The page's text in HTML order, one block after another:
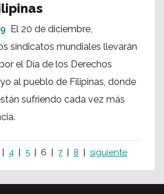
El 20 de diciembre,
sindicatos mundiales llevarán
el Día de los Derechos
al pueblo de Filipinas, donde
sufriendo cada vez más
4 5 6 7 8 siguiente